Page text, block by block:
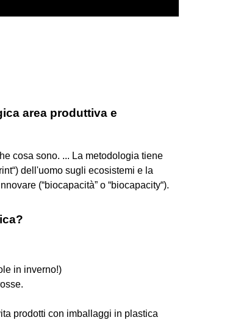
area produttiva e
cosa sono. ... La metodologia tiene
dell'uomo sugli ecosistemi e la
(“biocapacità” o “biocapacity“).
in inverno!)
prodotti con imballaggi in plastica